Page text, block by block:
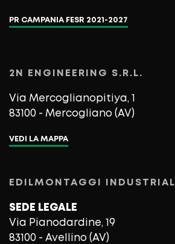
PR CAMPANIA FESR 2021-2027
2N ENGINEERING S.R.L.
Via Mercoglianopitiya, 1
83100 - Mercogliano (AV)
VEDI LA MAPPA
EDILMONTAGGI
SEDE LEGALE
Via Pianodardine, 19
83100 - Avellino (AV)